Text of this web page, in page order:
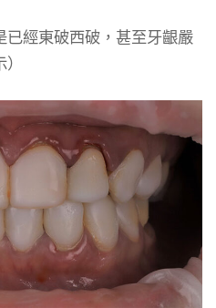
經東破西破，甚至牙齦嚴